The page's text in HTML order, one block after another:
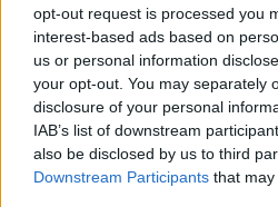
opt-out request is processed you
interest-based ads based on
us or personal information
your opt-out. You may separately
disclosure of your personal
IAB’s list of downstream
also be disclosed by us to third
Downstream Participants that
DIGITAL MARKETING